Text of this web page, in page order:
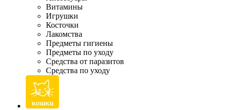
Витамины
Игрушки
Косточки
Лакомства
Предметы гигиены
Предметы по уходу
Средства от паразитов
Средства по уходу